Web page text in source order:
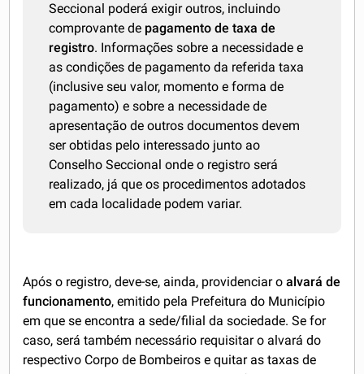
Seccional poderá exigir outros, incluindo
comprovante de pagamento de taxa de
registro. Informações sobre a necessidade e
as condições de pagamento da referida taxa
(inclusive seu valor, momento e forma de
pagamento) e sobre a necessidade de
apresentação de outros documentos devem
ser obtidas pelo interessado junto ao
Conselho Seccional onde o registro será
realizado, já que os procedimentos adotados
em cada localidade podem variar.
Após o registro, deve-se, ainda, providenciar oalvará de
funcionamento, emitido pela Prefeitura do Município
em que se encontra a sede/filial da sociedade. Se for
caso, será também necessário requisitar o alvará do
respectivo Corpo de Bombeiros e quitar as taxas de